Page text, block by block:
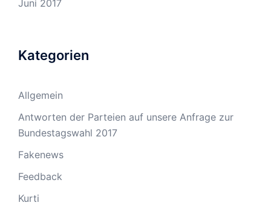
Juni 2017
Kategorien
Allgemein
Antworten der Parteien auf unsere Anfrage zur
Bundestagswahl 2017
Fakenews
Feedback
Kurti